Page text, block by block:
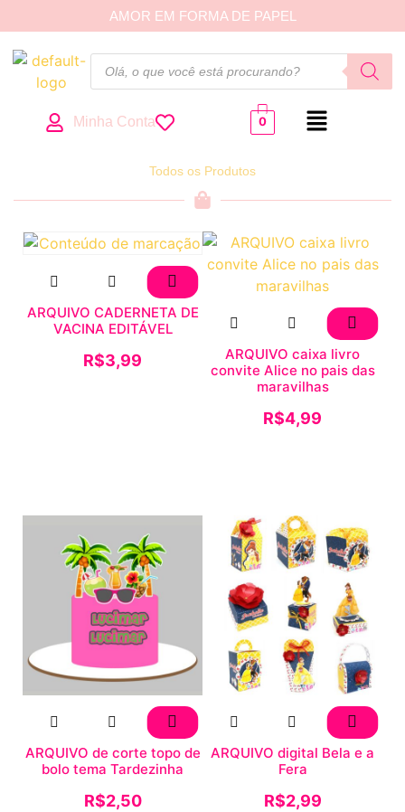
AMOR EM FORMA DE PAPEL
Minha Conta 0
Todos os Produtos
ARQUIVO CADERNETA DE
VACINA EDITÁVEL
R$3,99
ARQUIVO caixa livro
convite Alice no pais das
maravilhas
R$4,99
ARQUIVO de corte topo de
bolo tema Tardezinha
R$2,50
ARQUIVO digital Bela e a
Fera
R$2,99